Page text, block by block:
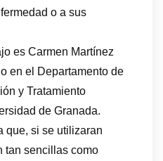
o a sus
es Carmen Martínez
en el Departamento de
y Tratamiento
de Granada.
que, si se utilizaran
tan sencillas como